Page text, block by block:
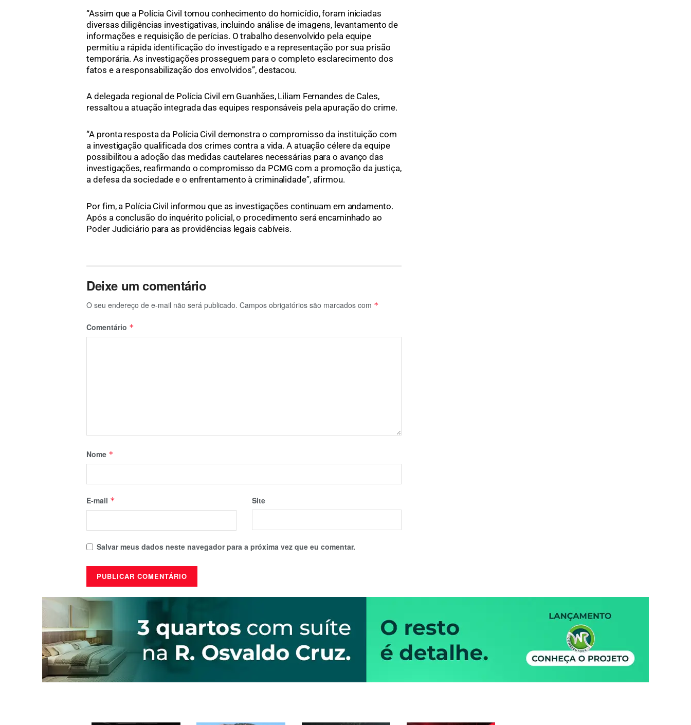
“Assim que a Polícia Civil tomou conhecimento do homicídio, foram iniciadas
diversas diligências investigativas, incluindo análise de imagens, levantamento de
informações e requisição de perícias. O trabalho desenvolvido pela equipe
permitiu a rápida identificação do investigado e a representação por sua prisão
temporária. As investigações prosseguem para o completo esclarecimento dos
fatos e a responsabilização dos envolvidos”, destacou.
A delegada regional de Polícia Civil em Guanhães, Liliam Fernandes de Cales,
ressaltou a atuação integrada das equipes responsáveis pela apuração do crime.
“A pronta resposta da Polícia Civil demonstra o compromisso da instituição com
a investigação qualificada dos crimes contra a vida. A atuação célere da equipe
possibilitou a adoção das medidas cautelares necessárias para o avanço das
investigações, reafirmando o compromisso da PCMG com a promoção da justiça,
a defesa da sociedade e o enfrentamento à criminalidade”, afirmou.
Por fim, a Polícia Civil informou que as investigações continuam em andamento.
Após a conclusão do inquérito policial, o procedimento será encaminhado ao
Poder Judiciário para as providências legais cabíveis.
Deixe um comentário
O seu endereço de e-mail não será publicado. Campos obrigatórios são marcados com *
Comentário *
Nome *
E-mail * Site
Salvar meus dados neste navegador para a próxima vez que eu comentar.